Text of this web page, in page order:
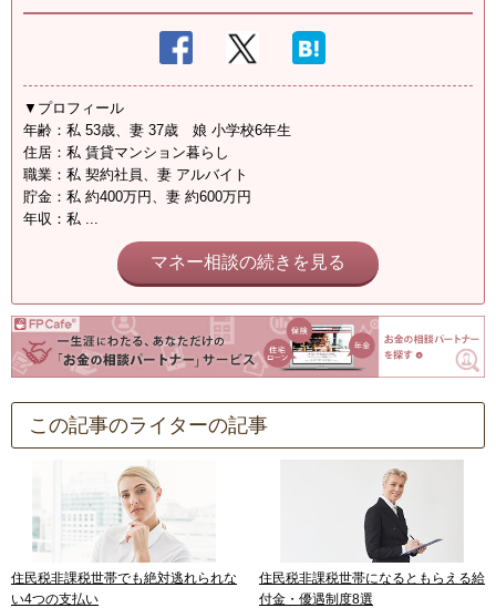
▼プロフィール
年齢：私 53歳、妻 37歳 娘 小学校6年生
住居：私 賃貸マンション暮らし
職業：私 契約社員、妻 アルバイト
貯金：私 約400万円、妻 約600万円
年収：私 ...
マネー相談の続きを見る
この記事のライターの記事
住民税非課税世帯でも絶対逃れられな
い4つの支払い
住民税非課税世帯になるともらえる給
付金・優遇制度8選